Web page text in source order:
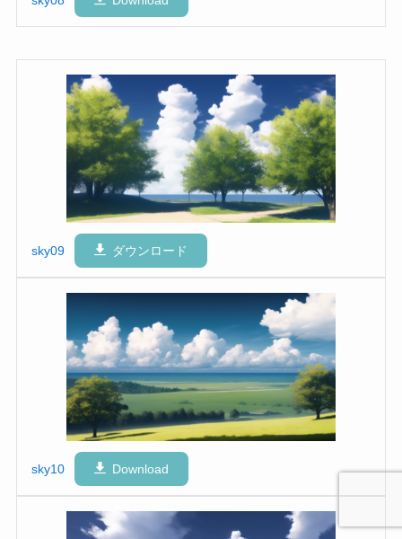
sky09 ダウンロード
sky10 Download